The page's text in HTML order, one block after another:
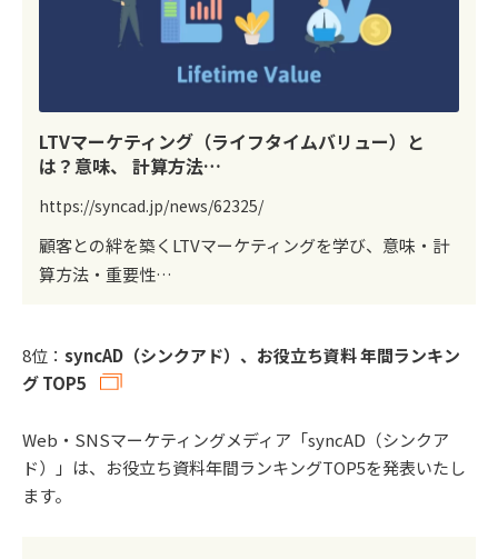
LTVマーケティング（ライフタイムバリュー）と
は？意味、 計算方法…
https://syncad.jp/news/62325/
顧客との絆を築くLTVマーケティングを学び、意味・計
算方法・重要性…
8位： syncAD（シンクアド）、お役立ち資料 年間ランキン
グ TOP5
Web・SNSマーケティングメディア「syncAD（シンクア
ド）」は、お役立ち資料年間ランキングTOP5を発表いたし
ます。